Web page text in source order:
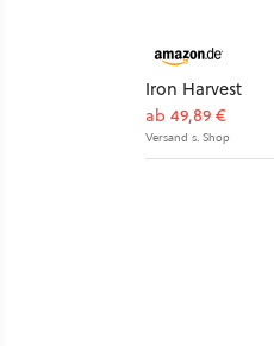
Iron Harvest
ab 49,89 €
Versand s. Shop